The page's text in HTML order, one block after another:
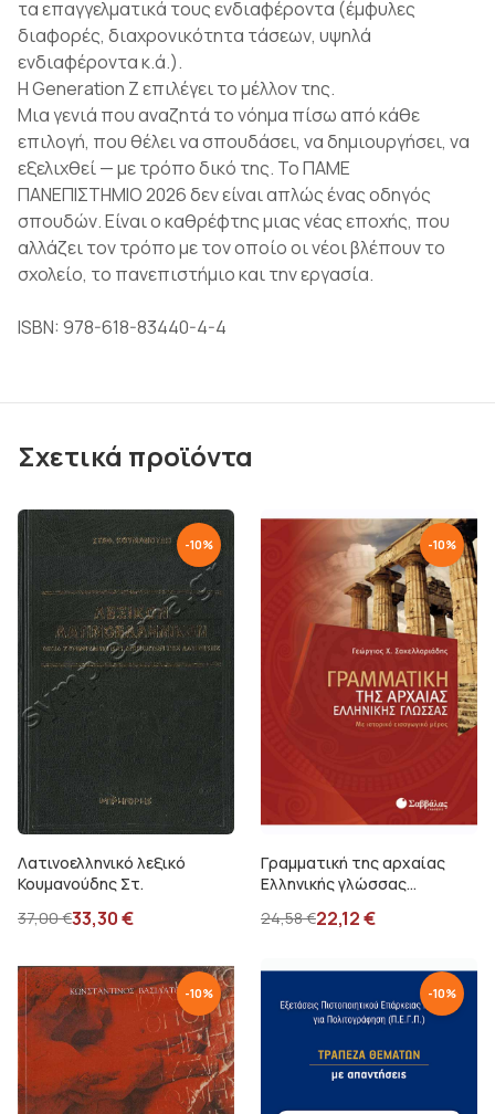
τα επαγγελματικά τους ενδιαφέροντα (έμφυλες
διαφορές, διαχρονικότητα τάσεων, υψηλά
ενδιαφέροντα κ.ά.).
Η Generation Z επιλέγει το μέλλον της.
Μια γενιά που αναζητά το νόημα πίσω από κάθε
επιλογή, που θέλει να σπουδάσει, να δημιουργήσει, να
εξελιχθεί — με τρόπο δικό της. Το ΠΑΜΕ
ΠΑΝΕΠΙΣΤΗΜΙΟ 2026 δεν είναι απλώς ένας οδηγός
σπουδών. Είναι ο καθρέφτης μιας νέας εποχής, που
αλλάζει τον τρόπο με τον οποίο οι νέοι βλέπουν το
σχολείο, το πανεπιστήμιο και την εργασία.
ISBN: 978-618-83440-4-4
Σχετικά προϊόντα
-10%
Λατινοελληνικό λεξικό
Κουμανούδης Στ.
37,00€33,30€
-10%
Γραμματική της αρχαίας
Ελληνικής γλώσσας
24,58€22,12€
-10% -10%